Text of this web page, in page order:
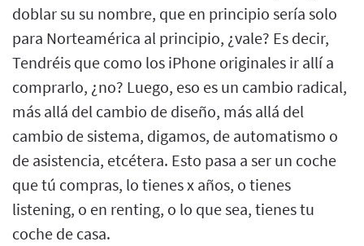
doblar su su nombre, que en principio sería solo
para Norteamérica al principio, ¿vale? Es decir,
Tendréis que como los iPhone originales ir allí a
comprarlo, ¿no? Luego, eso es un cambio radical,
más allá del cambio de diseño, más allá del
cambio de sistema, digamos, de automatismo o
de asistencia, etcétera. Esto pasa a ser un coche
que tú compras, lo tienes x años, o tienes
listening, o en renting, o lo que sea, tienes tu
coche de casa.